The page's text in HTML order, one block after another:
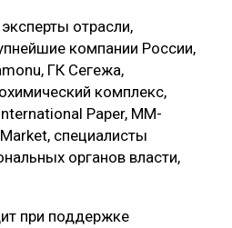
отрасли,
компании России,
ГК Сегежа,
комплекс,
Paper, ММ-
специалисты
органов власти,
при поддержке